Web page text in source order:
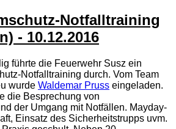
Notfalltraining
- 10.12.2016
führte die Feuerwehr Susz ein
Notfalltraining durch. Vom Team
wurde Waldemar Pruss eingeladen.
die Besprechung von
der Umgang mit Notfällen. Mayday-
Einsatz des Sicherheitstrupps uvm.